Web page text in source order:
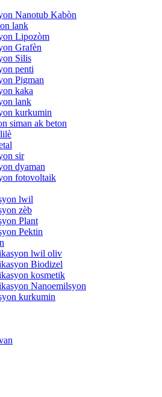
Nanotub Kabòn
lank
Lipozòm
Grafèn
Silis
penti
Pigman
kaka
lank
kurkumin
siman ak beton
sir
dyaman
fotovoltaik
lwil
zèb
Plant
Pektin
lwil oliv
Biodizel
kosmetik
Nanoemilsyon
kurkumin